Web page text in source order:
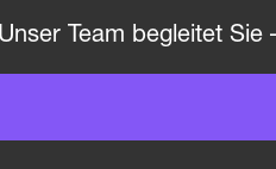
Unser Team begleitet